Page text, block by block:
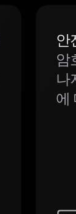
안
암
나
에